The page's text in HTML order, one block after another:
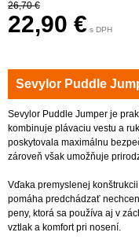
26,70 €
22,90 € s DPH
Sevylor Puddle
Sevylor Puddle Jumper je
kombinuje plávaciu vestu a
poskytovala maximálnu
zároveň však umožňuje
Vďaka premyslenej
pomáha predchádzať
peny, ktorá sa používa aj v
vztlak a komfort pri nosení.